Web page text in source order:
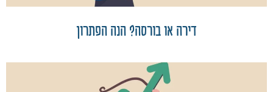
דירה או בורסה? הנה הפתרון